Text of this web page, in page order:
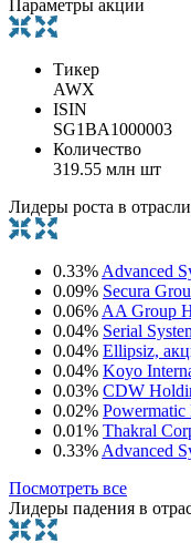
Параметры акции
Тикер
AWX
ISIN
SG1BA1000003
Количество
319.55 млн шт
Лидеры роста в отрасли
0.33% Advanced
0.09% Secura
0.06% AA Group
0.04% Serial
0.04% Ellipsiz,
0.04% Koyo
0.03% CDW
0.02% Powermatic
0.01% Thakral
0.33% Advanced
Посмотреть все
Лидеры падения в